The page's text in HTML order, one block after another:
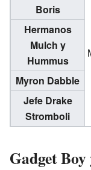
Boris
Hermanos
Mulch y
Hummus
Myron Dabble
Jefe Drake
Stromboli
Gadget